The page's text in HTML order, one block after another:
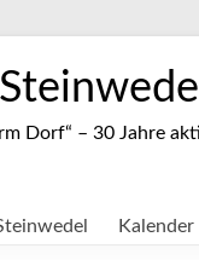
Dorf“ – 30 Jahre
Kalender